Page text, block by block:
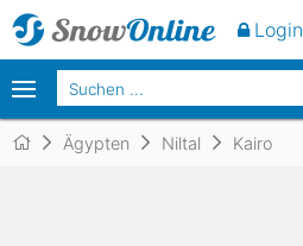
Ägypten Niltal Kairo
Login